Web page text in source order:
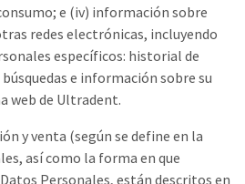
e (iv) información sobre
redes electrónicas, incluyendo
específicos: historial de
e información sobre su
web de Ultradent.
y venta (según se define en la
así como la forma en que
Personales, están descritos en